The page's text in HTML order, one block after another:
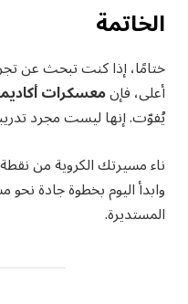
الخاتمة
ختامًا، إذا كنت تبحث عن
أعلى، فإنمعسكرات
يُفوّت. إنها ليست مجرد
ناء مسيرتك الكروية من
وابدأ اليوم بخطوة جادة
المستديرة.